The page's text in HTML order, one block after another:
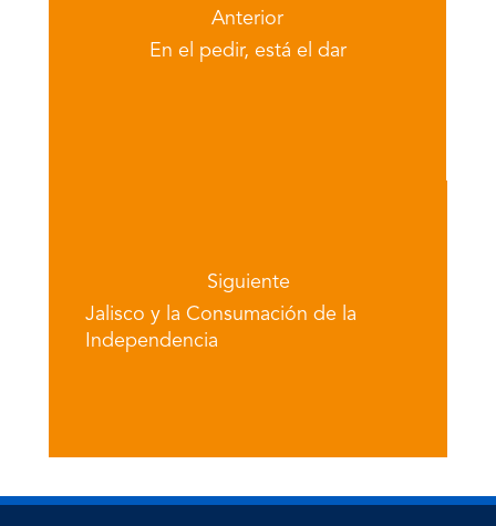
Anterior
En el pedir, está el dar
Siguiente
Jalisco y la Consumación de la
Independencia